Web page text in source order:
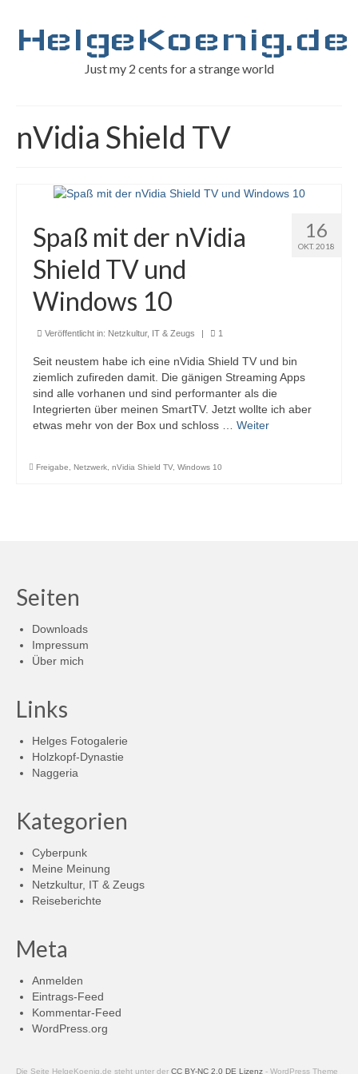
HelgeKoenig.de
Just my 2 cents for a strange world
nVidia Shield TV
16
OKT. 2018
Spaß mit der nVidia
Shield TV und
Windows 10
Veröffentlicht in: Netzkultur, IT & Zeugs 1
Seit neustem habe ich eine nVidia Shield TV und bin
ziemlich zufireden damit. Die gänigen Streaming Apps
sind alle vorhanen und sind performanter als die
Integrierten über meinen SmartTV. Jetzt wollte ich aber
etwas mehr von der Box und schloss … Weiter
Freigabe, Netzwerk, nVidia Shield TV, Windows 10
Seiten
Downloads
Impressum
Über mich
Links
Helges Fotogalerie
Holzkopf-Dynastie
Naggeria
Kategorien
Cyberpunk
Meine Meinung
Netzkultur, IT & Zeugs
Reiseberichte
Meta
Anmelden
Eintrags-Feed
Kommentar-Feed
WordPress.org
Die Seite HelgeKoenig.de steht unter der CC BY-NC 2.0 DE Lizenz - WordPress Theme